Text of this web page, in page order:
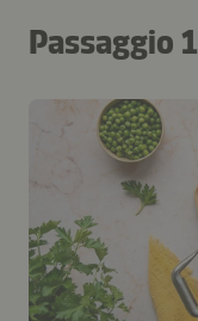
Passaggio 1